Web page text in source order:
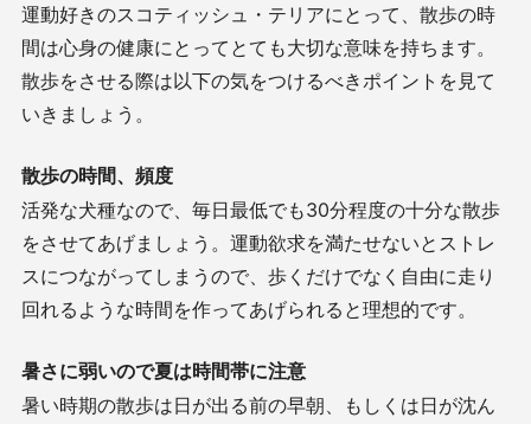
運動好きのスコティッシュ・テリアにとって、散歩の時
間は心身の健康にとってとても大切な意味を持ちます。
散歩をさせる際は以下の気をつけるべきポイントを見て
いきましょう。
散歩の時間、頻度
活発な犬種なので、毎日最低でも30分程度の十分な散歩
をさせてあげましょう。運動欲求を満たせないとストレ
スにつながってしまうので、歩くだけでなく自由に走り
回れるような時間を作ってあげられると理想的です。
暑さに弱いので夏は時間帯に注意
暑い時期の散歩は日が出る前の早朝、もしくは日が沈ん